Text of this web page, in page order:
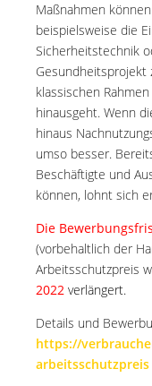
Maßnahmen
beispielsweise die
Sicherheitstechnik
Gesundheitsprojekt
klassischen
hinausgeht. Wenn
hinaus
umso besser.
Beschäftigte und
können, lohnt sich
Die
(vorbehaltlich der
Arbeitsschutzpreis
2022 verlängert.
Details und
https://
arbeitsschutzpreis